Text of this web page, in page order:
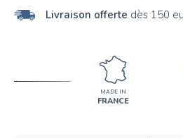
Livraison offerte dès 150
MADE IN
FRANCE